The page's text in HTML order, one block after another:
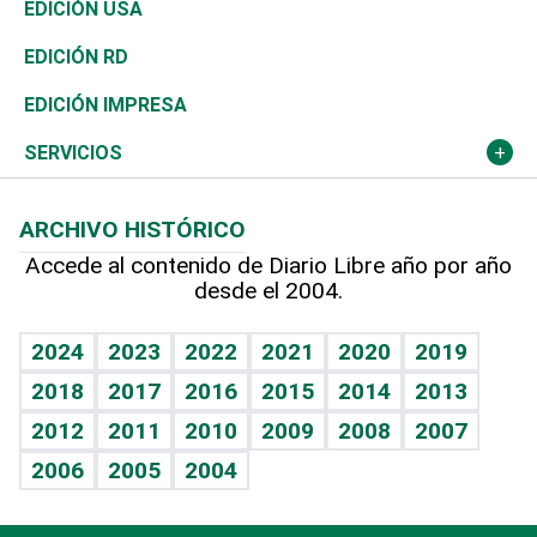
Ocenanía
Caribe
Resto del mundo
Telecom.
Global y variable
Economía personal
Sociales
Novedades
Podcast Arte Libre
Hablando con el pediatra
Vida y familia
Eñe
Celebrando la vida
Sin complejos
En pocas palabras
Ciclismo
Tenis
Olimpismo
Más deportes
Línea de hit
TBT Deportivo
En Directo
El Espía
Noticiero Poteleche
Columnistas
Más firmas
Tecnología
Historia
Martes de tecnología
Cambio climático
Economía
Revista
Deportes
Opinión
Hecho en casa
Guía del dinero
EDICIÓN USA
EDICIÓN RD
EDICIÓN IMPRESA
SERVICIOS
Cumpleaños
Horóscopos
Crucigramas
ARCHIVO HISTÓRICO
Accede al contenido de Diario Libre año por año
desde el 2004.
2024 2023 2022 2021 2020
2019
2018
2017 2016 2015 2014
2013
2012
2011 2010 2009 2008
2007
2006
2005 2004